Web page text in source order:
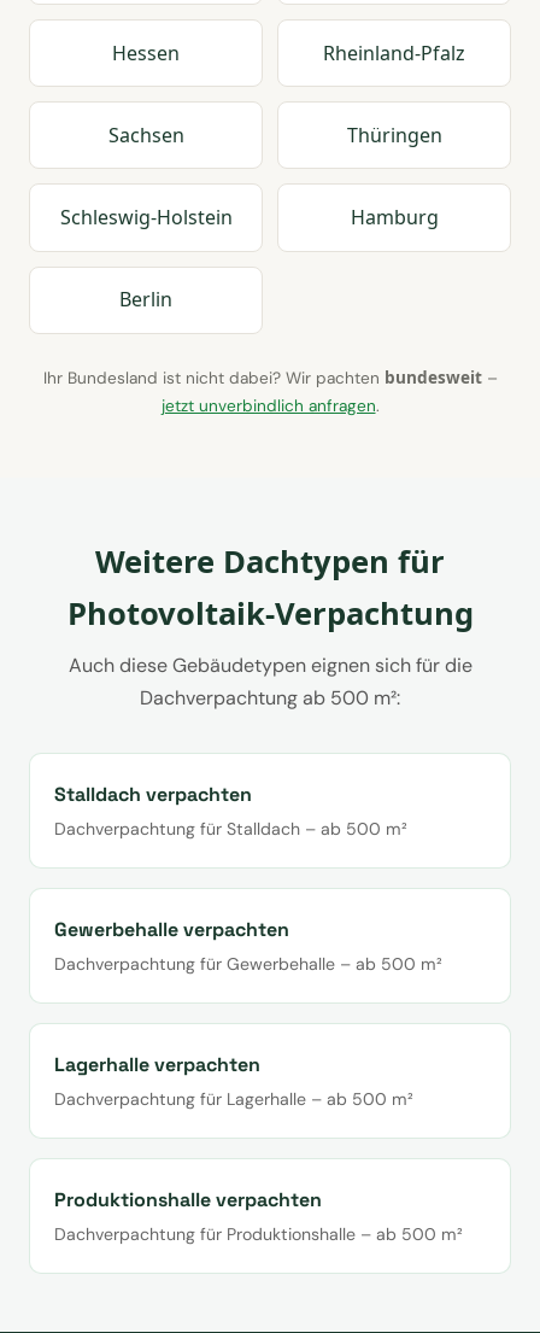
Hessen Rheinland-Pfalz
Sachsen Thüringen
Schleswig-Holstein Hamburg
Berlin
Ihr Bundesland ist nicht dabei? Wir pachten bundesweit–
jetzt unverbindlich anfragen.
Weitere Dachtypen für
Photovoltaik-Verpachtung
Auch diese Gebäudetypen eignen sich für die
Dachverpachtung ab 500 m²:
Stalldach verpachten
Dachverpachtung für Stalldach – ab 500 m²
Gewerbehalle verpachten
Dachverpachtung für Gewerbehalle – ab 500 m²
Lagerhalle verpachten
Dachverpachtung für Lagerhalle – ab 500 m²
Produktionshalle verpachten
Dachverpachtung für Produktionshalle – ab 500 m²